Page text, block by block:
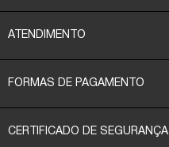
ATENDIMENTO
FORMAS DE PAGAMENTO
CERTIFICADO DE SEGURANÇA